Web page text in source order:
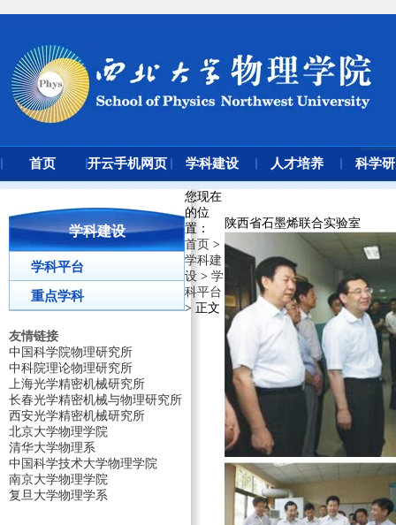
陕西省石墨烯联合实验室
学科建设
学科平台
重点学科
友情链接
中国科学院物理研究所
中科院理论物理研究所
上海光学精密机械研究所
长春光学精密机械与物理研究所
西安光学精密机械研究所
北京大学物理学院
清华大学物理系
中国科学技术大学物理学院
南京大学物理学院
复旦大学物理学系
您现在
的位
置 ：
首页 >
学科建
设 > 学
科平台
> 正文
首页 开云手机网页 学科建设 人才培养 科学